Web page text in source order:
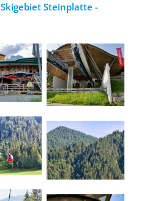
Skigebiet Steinplatte -